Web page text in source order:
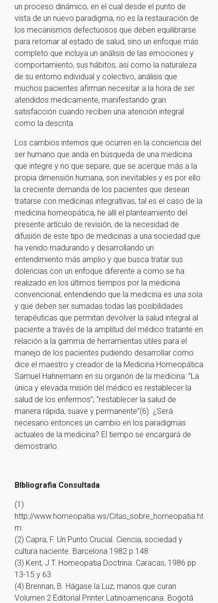
un proceso dinámico, en el cual desde el punto de
vista de un nuevo paradigma, no es la restauración de
los mecanismos defectuosos que deben equilibrarse
para retornar al estado de salud, sino un enfoque más
completo que incluya un análisis de las emociones y
comportamiento, sus hábitos, así como la naturaleza
de su entorno individual y colectivo, análisis que
muchos pacientes afirman necesitar a la hora de ser
atendidos medicamente, manifestando gran
satisfacción cuando reciben una atención integral
como la descrita.
Los cambios internos que ocurren en la conciencia del
ser humano que anda en búsqueda de una medicina
que integre y no que separe, que se acerque más a la
propia dimensión humana, son inevitables y es por ello
la creciente demanda de los pacientes que desean
tratarse con medicinas integrativas, tal es el caso de la
medicina homeopática, he allí el planteamiento del
presente artículo de revisión, de la necesidad de
difusión de este tipo de medicinas a una sociedad que
ha venido madurando y desarrollando un
entendimiento más amplio y que busca tratar sus
dolencias con un enfoque diferente a como se ha
realizado en los últimos tiempos por la medicina
convencional, entendiendo que la medicina es una sola
y que deben ser sumadas todas las posibilidades
terapéuticas que permitan devolver la salud integral al
paciente a través de la amplitud del médico tratante en
relación a la gamma de herramientas útiles para el
manejo de los pacientes pudiendo desarrollar como
dice el maestro y creador de la Medicina Homeopática
Samuel Hahnemann en su organón de la medicina: ”La
única y elevada misión del médico es restablecer la
salud de los enfermos”; “restablecer la salud de
manera rápida, suave y permanente”(6). ¿Será
necesario entonces un cambio en los paradigmas
actuales de la medicina? El tiempo se encargará de
demostrarlo.
BIbliografia Consultada
(1)
http://www.homeopatia.ws/Citas_sobre_homeopatia.ht
m
(2) Capra, F. Un Punto Crucial. Ciencia, sociedad y
cultura naciente. Barcelona 1982 p 148
(3) Kent, J T. Homeopatia Doctrina. Caracas, 1986 pp
13-15 y 63
(4) Brennan, B. Hágase la Luz, manos que curan
Volumen 2 Editorial Printer Latinoamericana. Bogotá